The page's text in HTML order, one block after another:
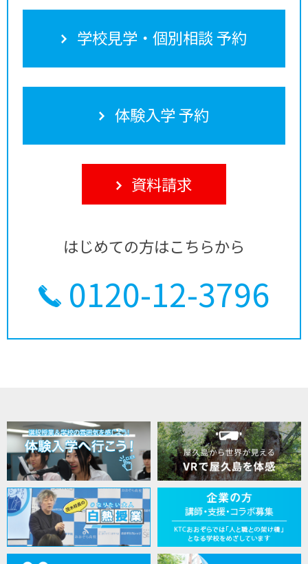
学校見学・個別相談 予約
体験入学 予約
資料請求
はじめての方はこちらから
0120-12-3796